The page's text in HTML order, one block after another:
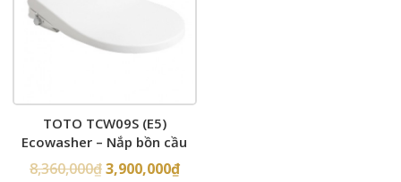
TOTO TCW09S (E5)
Ecowasher – Nắp bồn cầu
rửa cơ
8,360,000₫3,900,000₫